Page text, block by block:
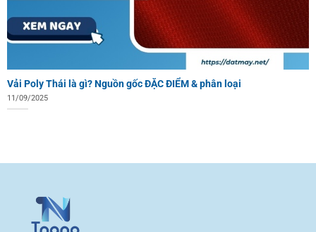
Vải Poly Thái là gì? Nguồn gốc ĐẶC ĐIỂM & phân loại
11/09/2025